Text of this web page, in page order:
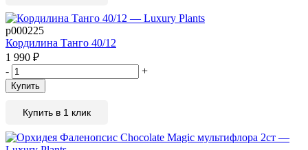
р000225
Кордилина Танго 40/12
1 990 ₽
-
+
Купить
Купить в 1 клик